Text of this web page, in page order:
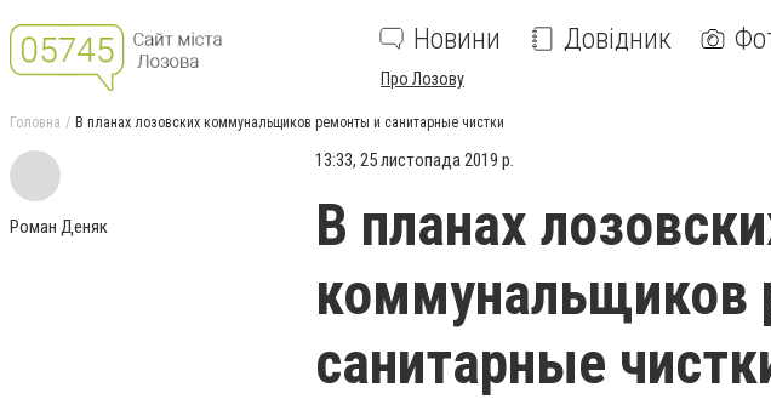
Новини Довідник
Про Лозову
Головна В планах лозовских коммунальщиков ремонты и санитарные чистки
Роман Деняк
13:33, 25 листопада 2019 р.
В планах
коммунальщиков
санитарные